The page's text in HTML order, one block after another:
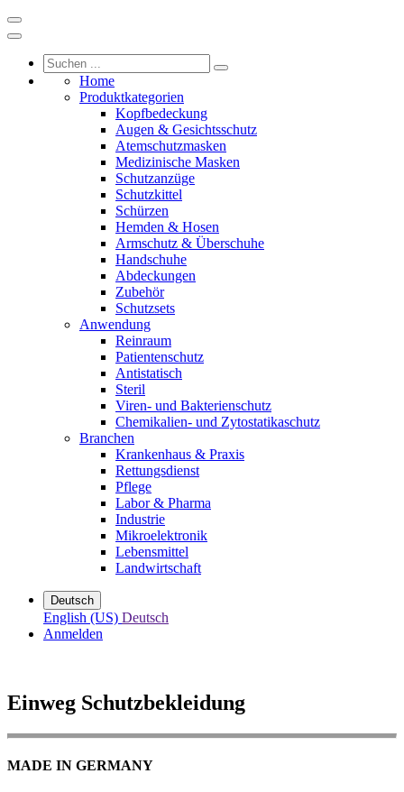
Home
Produktkategorien
Kopfbedeckung
Augen & Gesichtsschutz
Atemschutzmasken
Medizinische Masken
Schutzanzüge
Schutzkittel
Schürzen
Hemden & Hosen
Armschutz & Überschuhe
Handschuhe
Abdeckungen
Zubehör
Schutzsets
Anwendung
Reinraum
Patientenschutz
Antistatisch
Steril
Viren- und Bakterienschutz
Chemikalien- und Zytostatikaschutz
Branchen
Krankenhaus & Praxis
Rettungsdienst
Pflege
Labor & Pharma
Industrie
Mikroelektronik
Lebensmittel
Landwirtschaft
Deutsch
English (US) Deutsch
Anmelden
Einweg Schutzbekleidung
MADE IN GERMANY